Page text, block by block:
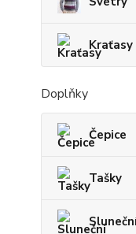
Kraťasy
Doplňky
Čepice
Tašky